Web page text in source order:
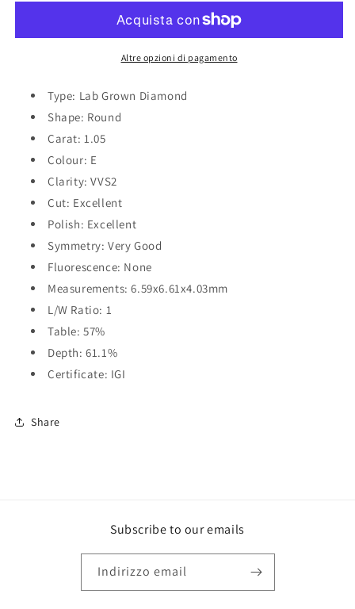
Diamond
Clarity
VVS2,
Cut
EX,
IGI
Certified)
Grown
Diamond
(Colour
Clarity
Cut
Certified)
Altre opzioni di pagamento
Type: Lab Grown Diamond
Shape: Round
Carat: 1.05
Colour: E
Clarity: VVS2
Cut: Excellent
Polish: Excellent
Symmetry: Very Good
Fluorescence: None
Measurements: 6.59x6.61x4.03mm
L/W Ratio: 1
Table: 57%
Depth: 61.1%
Certificate: IGI
Share
Subscribe to our emails
Indirizzo email